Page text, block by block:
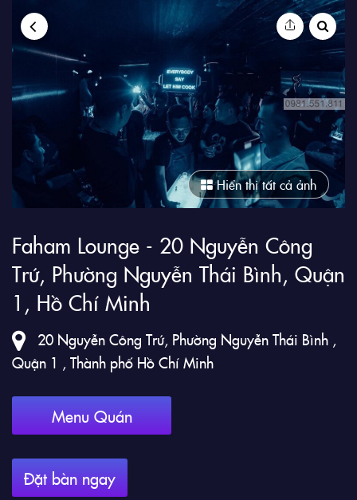
Hiển thị tất cả ảnh
Faham Lounge - 20 Nguyễn Công
Trứ, Phường Nguyễn Thái Bình, Quận
1, Hồ Chí Minh
20 Nguyễn Công Trứ, Phường Nguyễn Thái Bình ,
Quận 1 , Thành phố Hồ Chí Minh
Menu Quán
Đặt bàn ngay